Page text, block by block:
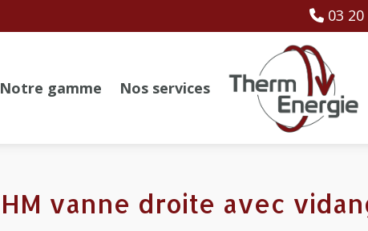
03
Notre gamme Nos services
HM vanne droite avec